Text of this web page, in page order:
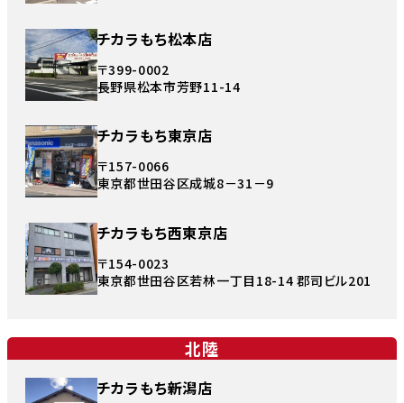
チカラもち松本店
〒399-0002
長野県松本市芳野11-14
チカラもち東京店
〒157-0066
東京都世田谷区成城8－31－9
チカラもち西東京店
〒154-0023
東京都世田谷区若林一丁目18-14 郡司ビル201
北陸
チカラもち新潟店